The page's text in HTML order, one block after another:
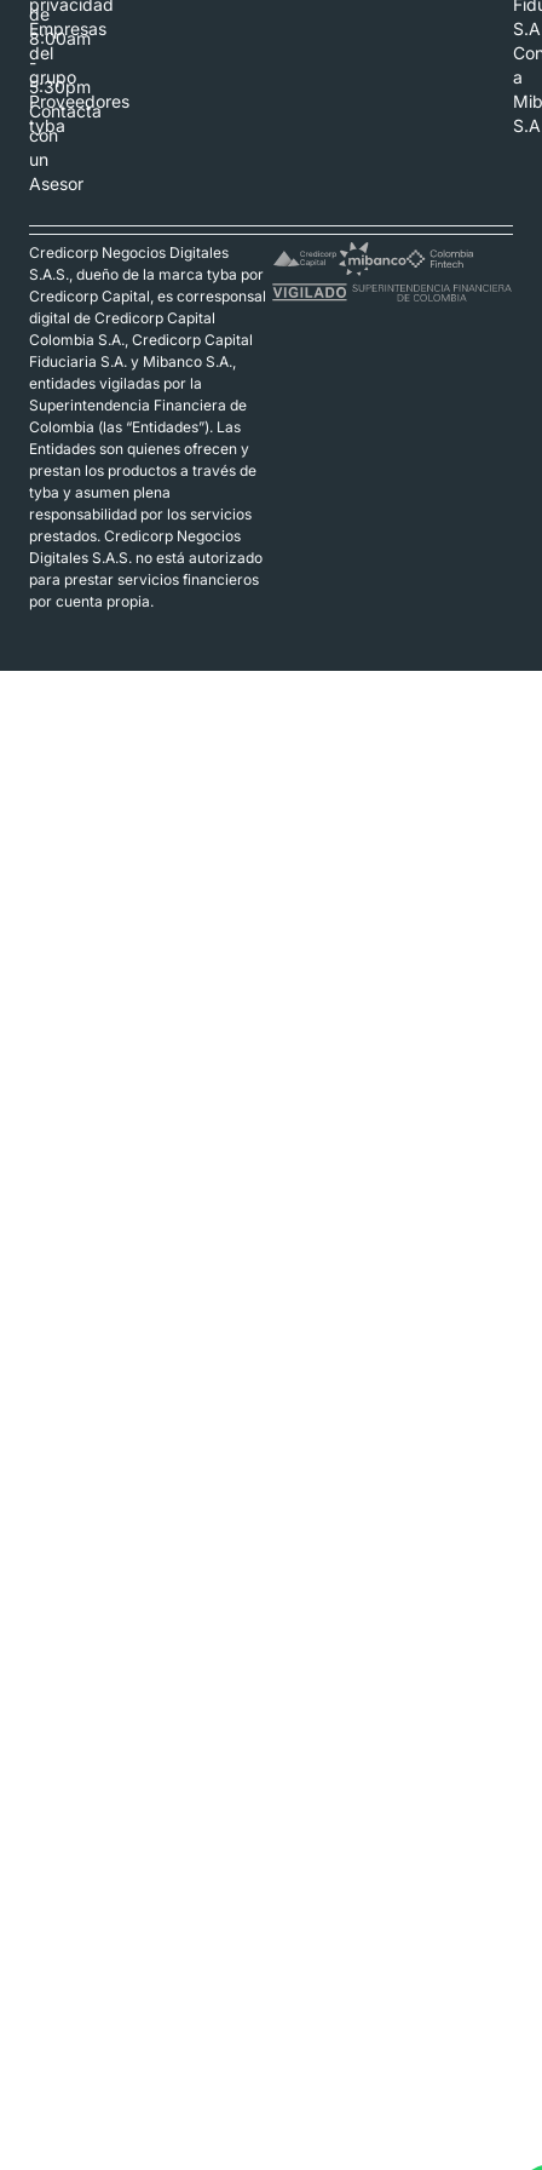
de
8:00am
-
5:30pm
Contacta
con
un
Asesor
privacidad
Empresas
del
grupo
Proveedores
tyba
a
Credicorp Negocios Digitales
S.A.S., dueño de la marca tyba por
Credicorp Capital, es corresponsal
digital de Credicorp Capital
Colombia S.A., Credicorp Capital
Fiduciaria S.A. y Mibanco S.A.,
entidades vigiladas por la
Superintendencia Financiera de
Colombia (las “Entidades”). Las
Entidades son quienes ofrecen y
prestan los productos a través de
tyba y asumen plena
responsabilidad por los servicios
prestados. Credicorp Negocios
Digitales S.A.S. no está autorizado
para prestar servicios financieros
por cuenta propia.